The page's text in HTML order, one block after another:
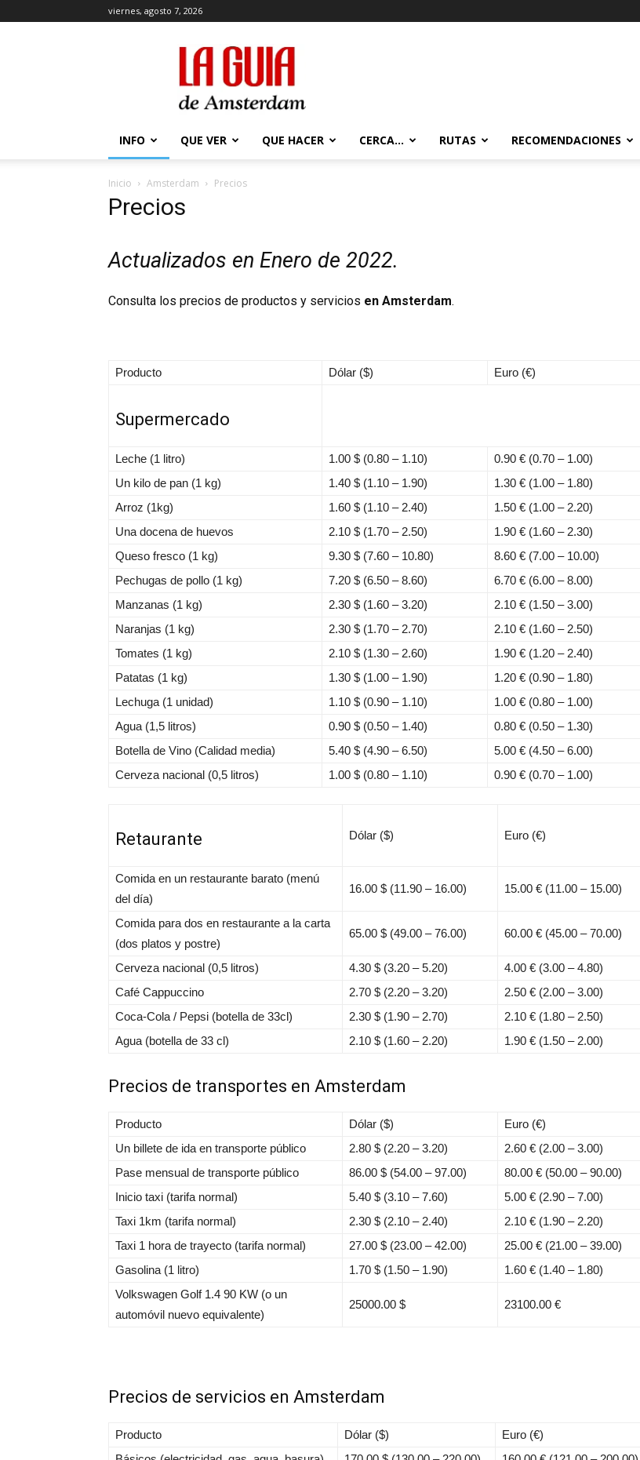
viernes, agosto 7, 2026
La
Guía
de
Amsterdam
INFO QUE VER QUE HACER CERCA… RUTAS RECOMENDACIONES
Inicio Amsterdam Precios
Precios
Actualizados en Enero de 2022.
Consulta los precios de productos y servicios en Amsterdam.
Producto Dólar ($) Euro (€)
Supermercado
Leche (1 litro) 1.00 $ (0.80 – 1.10) 0.90 € (0.70 – 1.00)
Un kilo de pan (1 kg)
1.40 $ (1.10 – 1.90) 1.30 € (1.00 – 1.80)
Arroz (1kg)
1.60 $ (1.10 – 2.40) 1.50 € (1.00 – 2.20)
Una docena de huevos
2.10 $ (1.70 – 2.50) 1.90 € (1.60 – 2.30)
Queso fresco (1 kg)
9.30 $ (7.60 – 10.80) 8.60 € (7.00 – 10.00)
Pechugas de pollo (1 kg)
7.20 $ (6.50 – 8.60) 6.70 € (6.00 – 8.00)
Manzanas (1 kg)
2.30 $ (1.60 – 3.20) 2.10 € (1.50 – 3.00)
Naranjas (1 kg)
2.30 $ (1.70 – 2.70) 2.10 € (1.60 – 2.50)
Tomates (1 kg)
2.10 $ (1.30 – 2.60) 1.90 € (1.20 – 2.40)
Patatas (1 kg)
1.30 $ (1.00 – 1.90) 1.20 € (0.90 – 1.80)
Lechuga (1 unidad)
1.10 $ (0.90 – 1.10) 1.00 € (0.80 – 1.00)
Agua (1,5 litros)
0.90 $ (0.50 – 1.40) 0.80 € (0.50 – 1.30)
Botella de Vino (Calidad media)
5.40 $ (4.90 – 6.50) 5.00 € (4.50 – 6.00)
Cerveza nacional (0,5 litros)
1.00 $ (0.80 – 1.10) 0.90 € (0.70 – 1.00)
Retaurante Dólar ($) Euro (€)
Comida en un restaurante barato (menú
del día)
16.00 $ (11.90 – 16.00) 15.00 € (11.00 – 15.00)
Comida para dos en restaurante a la carta
(dos platos y postre)
65.00 $ (49.00 – 76.00) 60.00 € (45.00 – 70.00)
Cerveza nacional (0,5 litros) 4.30 $ (3.20 – 5.20) 4.00 € (3.00 – 4.80)
Café Cappuccino
2.70 $ (2.20 – 3.20) 2.50 € (2.00 – 3.00)
Coca-Cola / Pepsi (botella de 33cl)
2.30 $ (1.90 – 2.70) 2.10 € (1.80 – 2.50)
Agua (botella de 33 cl)
2.10 $ (1.60 – 2.20) 1.90 € (1.50 – 2.00)
Precios de transportes en Amsterdam
Producto Dólar ($)
Euro (€)
Un billete de ida en transporte público
2.80 $ (2.20 – 3.20) 2.60 € (2.00 – 3.00)
Pase mensual de transporte público
86.00 $ (54.00 – 97.00) 80.00 € (50.00 – 90.00)
Inicio taxi (tarifa normal)
5.40 $ (3.10 – 7.60) 5.00 € (2.90 – 7.00)
Taxi 1km (tarifa normal)
2.30 $ (2.10 – 2.40) 2.10 € (1.90 – 2.20)
Taxi 1 hora de trayecto (tarifa normal)
27.00 $ (23.00 – 42.00) 25.00 € (21.00 – 39.00)
Gasolina (1 litro)
1.70 $ (1.50 – 1.90) 1.60 € (1.40 – 1.80)
Volkswagen Golf 1.4 90 KW (o un
automóvil nuevo equivalente)
25000.00 $ 23100.00 €
Precios de servicios en Amsterdam
Producto Dólar ($)
Euro (€)